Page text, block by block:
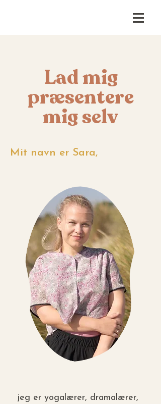
Lad mig
præsentere
mig selv
Mit navn er Sara,
jeg er yogalærer, dramalærer,